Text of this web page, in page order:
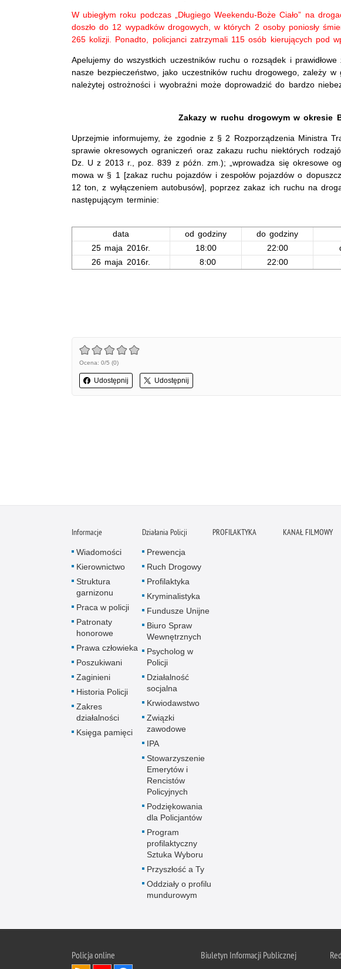
W ubiegłym roku podczas „Długiego Weekendu-Boże Ciało” na
doszło do 12 wypadków drogowych, w których 2 osoby poniosły
265 kolizji. Ponadto, policjanci zatrzymali 115 osób kierujących pod
Apelujemy do wszystkich uczestników ruchu o rozsądek i
nasze bezpieczeństwo, jako uczestników ruchu drogowego, zależy
należytej ostrożności i wyobraźni może doprowadzić do bardzo
Zakazy w ruchu drogowym w okresie
Uprzejmie informujemy, że zgodnie z § 2 Rozporządzenia Ministra
sprawie okresowych ograniczeń oraz zakazu ruchu niektórych
Dz. U z 2013 r., poz. 839 z późn. zm.); „wprowadza się okresowe
mowa w § 1 [zakaz ruchu pojazdów i zespołów pojazdów o
12 ton, z wyłączeniem autobusów], poprzez zakaz ich ruchu na
następującym terminie:
data od godziny do godziny
25 maja 2016r.
18:00 22:00
26 maja 2016r.
8:00 22:00
Ocena: 0/5 (0)
Udostępnij Udostępnij
Informacje
Wiadomości
Kierownictwo
Struktura
garnizonu
Praca w policji
Patronaty
honorowe
Prawa człowieka
Poszukiwani
Zaginieni
Historia Policji
Zakres
działalności
Księga pamięci
Działania Policji
Prewencja
Ruch Drogowy
Profilaktyka
Kryminalistyka
Fundusze Unijne
Biuro Spraw
Wewnętrznych
Psycholog w
Policji
Działalność
socjalna
Krwiodawstwo
Związki
zawodowe
IPA
Stowarzyszenie
Emerytów i
Rencistów
Policyjnych
Podziękowania
dla Policjantów
Program
profilaktyczny
Sztuka Wyboru
Przyszłość a Ty
Oddziały o profilu
mundurowym
PROFILAKTYKA KANAŁ FILMOWY
Policja online Biuletyn Informacji Publicznej